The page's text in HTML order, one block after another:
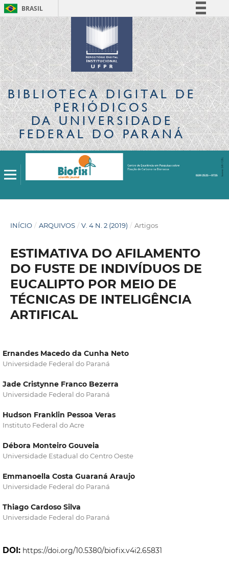
BRASIL
Simplifique!
Comunica BR
Participe
Acesso à informação
Legislação
Canais
BIBLIOTECA DIGITALDE
PERIÓDICOS
DA UNIVERSIDADE
FEDERAL DO PARANÁ
INÍCIO / ARQUIVOS / V. 4 N. 2 (2019) / Artigos
ESTIMATIVA DO AFILAMENTO
DO FUSTE DE INDIVÍDUOS DE
EUCALIPTO POR MEIO DE
TÉCNICAS DE INTELIGÊNCIA
ARTIFICAL
Ernandes Macedo da Cunha Neto
Universidade Federal do Paraná
Jade Cristynne Franco Bezerra
Universidade Federal do Paraná
Hudson Franklin Pessoa Veras
Instituto Federal do Acre
Débora Monteiro Gouveia
Universidade Estadual do Centro Oeste
Emmanoella Costa Guaraná Araujo
Universidade Federal do Paraná
Thiago Cardoso Silva
Universidade Federal do Paraná
DOI: https://doi.org/10.5380/biofix.v4i2.65831